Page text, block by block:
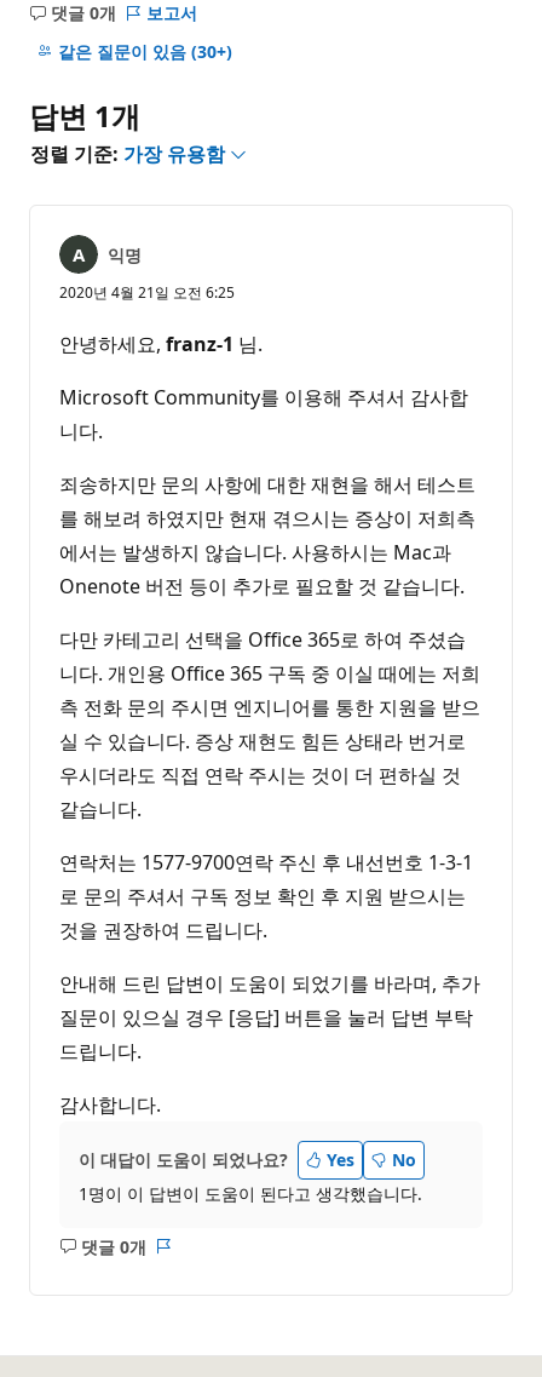
댓글 0개
설
명
음
보고서
같은 질문이 있음 (30+)
답변 1개
정렬 기준: 가장 유용함
익명
2020년 4월 21일 오전 6:25
안녕하세요, franz-1 님.
Microsoft Community를 이용해 주셔서 감사합
니다.
죄송하지만 문의 사항에 대한 재현을 해서 테스트
를 해보려 하였지만 현재 겪으시는 증상이 저희측
에서는 발생하지 않습니다. 사용하시는 Mac과
Onenote 버전 등이 추가로 필요할 것 같습니다.
다만 카테고리 선택을 Office 365로 하여 주셨습
니다. 개인용 Office 365 구독 중 이실 때에는 저희
측 전화 문의 주시면 엔지니어를 통한 지원을 받으
실 수 있습니다. 증상 재현도 힘든 상태라 번거로
우시더라도 직접 연락 주시는 것이 더 편하실 것
같습니다.
연락처는 1577-9700연락 주신 후 내선번호 1-3-1
로 문의 주셔서 구독 정보 확인 후 지원 받으시는
것을 권장하여 드립니다.
안내해 드린 답변이 도움이 되었기를 바라며, 추가
질문이 있으실 경우 [응답] 버튼을 눌러 답변 부탁
드립니다.
감사합니다.
이 대답이 도움이 되었나요? Yes
No
1명이 이 답변이 도움이 된다고 생각했습니다.
댓글 0개
설